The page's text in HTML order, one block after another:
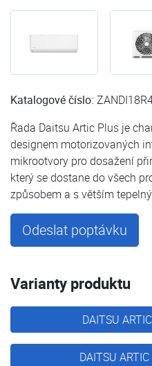
Katalogové číslo:
Řada Daitsu Artic Plus je
designem motorizovaných
mikrootvory pro dosažení
který se dostane do všech
způsobem a s větším
Odeslat poptávku
Varianty produktu
DAITSU
DAITSU